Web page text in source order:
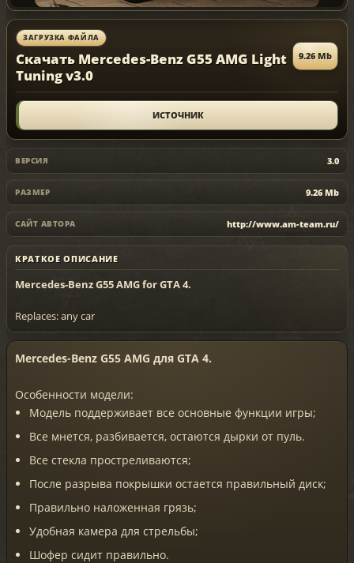
ЗАГРУЗКА ФАЙЛА
Скачать Mercedes-Benz G55 AMG Light
Tuning v3.0
9.26 Mb
ИСТОЧНИК
ВЕРСИЯ 3.0
РАЗМЕР 9.26 Mb
САЙТ АВТОРА http://www.am-team.ru/
КРАТКОЕ ОПИСАНИЕ
Mercedes-Benz G55 AMG for GTA 4.
Replaces: any car
Mercedes-Benz G55 AMG для GTA 4.
Особенности модели:
Модель поддерживает все основные функции игры;
Все мнется, разбивается, остаются дырки от пуль.
Все стекла простреливаются;
После разрыва покрышки остается правильный диск;
Правильно наложенная грязь;
Удобная камера для стрельбы;
Шофер сидит правильно.